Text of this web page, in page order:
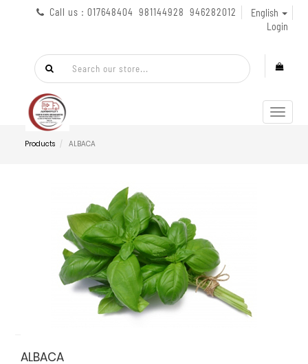
Call us : 017648404 981144928 946282012
English
Login
Products ALBACA
ALBACA